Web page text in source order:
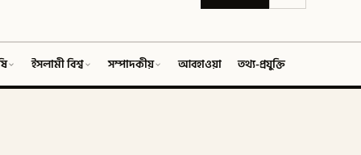
ইসলামী বিশ্ব সম্পাদকীয় আবহাওয়া তথ্য-প্রযুক্তি